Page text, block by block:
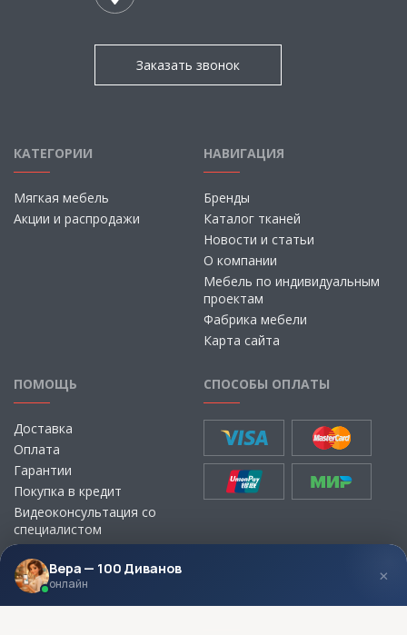
Заказать звонок
КАТЕГОРИИ
Мягкая мебель
Акции и распродажи
НАВИГАЦИЯ
Бренды
Каталог тканей
Новости и статьи
О компании
Мебель по индивидуальным
проектам
Фабрика мебели
Карта сайта
ПОМОЩЬ
Доставка
Оплата
Гарантии
Покупка в кредит
Видеоконсультация со
специалистом
Выбор ткани для мебели без
визита в магазин
СПОСОБЫ ОПЛАТЫ
МЫ В СОЦСЕТЯХ КОНТАКТЫ
Вера — 100 Диванов
онлайн ×